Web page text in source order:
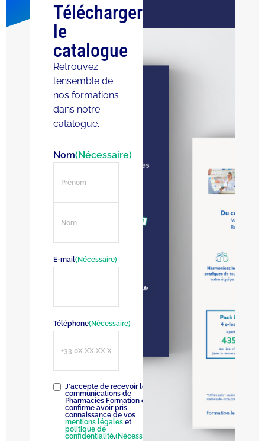
Télécharger
le
catalogue
Retrouvez
l’ensemble de
nos formations
dans notre
catalogue.
Nom(Nécessaire)
E-mail(Nécessaire)
Téléphone(Nécessaire)
RGPD(Nécessaire)
J'accepte de recevoir les
communications de
Pharmacies Formation et
confirme avoir pris
connaissance de vos
mentions légales et
politique de
confidentialité.(Nécessaire)